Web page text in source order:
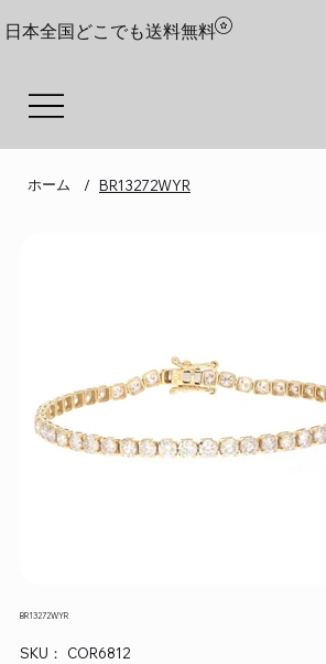
日本全国どこでも送料無料
ホーム / BR13272WYR
BR13272WYR
SKU：
SKU：
COR6812